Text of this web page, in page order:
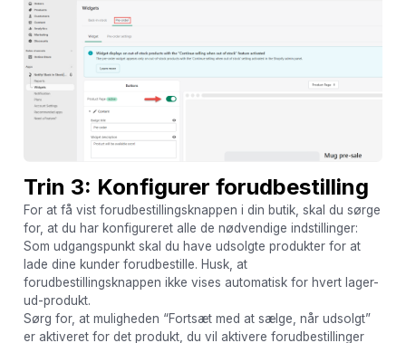
Trin 3: Konfigurer forudbestilling
For at få vist forudbestillingsknappen i din butik, skal du sørge
for, at du har konfigureret alle de nødvendige indstillinger:
Som udgangspunkt skal du have udsolgte produkter for at
lade dine kunder forudbestille. Husk, at
forudbestillingsknappen ikke vises automatisk for hvert lager-
ud-produkt.
Sørg for, at muligheden “Fortsæt med at sælge, når udsolgt”
er aktiveret for det produkt, du vil aktivere forudbestillinger